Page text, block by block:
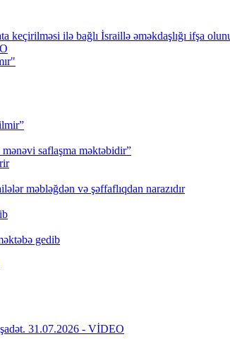
keçirilməsi ilə bağlı İsraillə əməkdaşlığı ifşa
saflaşma məktəbidir”
məbləğdən və şəffaflıqdan narazıdır
gedib
31.07.2026 - VİDEO